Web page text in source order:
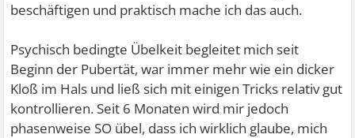
beschäftigen und praktisch mache ich das auch.
Psychisch bedingte Übelkeit begleitet mich seit
Beginn der Pubertät, war immer mehr wie ein dicker
Kloß im Hals und ließ sich mit einigen Tricks relativ gut
kontrollieren. Seit 6 Monaten wird mir jedoch
phasenweise SO übel, dass ich wirklich glaube, mich